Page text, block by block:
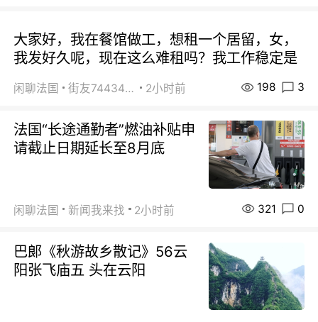
大家好，我在餐馆做工，想租一个居留，女，
我发好久呢，现在这么难租吗？我工作稳定是
闲聊法国 街友74434350 2小时前 198 3
法国“长途通勤者”燃油补贴申
请截止日期延长至8月底
闲聊法国 新闻我来找 2小时前 321 0
巴郞《秋游故乡散记》56云
阳张飞庙五 头在云阳